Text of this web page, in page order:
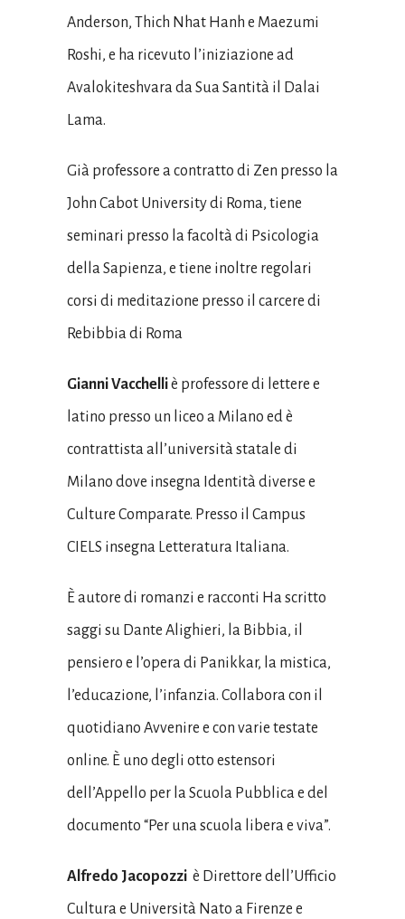
Anderson, Thich Nhat Hanh e Maezumi
Roshi, e ha ricevuto l’iniziazione ad
Avalokiteshvara da Sua Santità il Dalai
Lama.
Già professore a contratto di Zen presso la
John Cabot University di Roma, tiene
seminari presso la facoltà di Psicologia
della Sapienza, e tiene inoltre regolari
corsi di meditazione presso il carcere di
Rebibbia di Roma
Gianni Vacchelliè professore di lettere e
latino presso un liceo a Milano ed è
contrattista all’università statale di
Milano dove insegna Identità diverse e
Culture Comparate. Presso il Campus
CIELS insegna Letteratura Italiana.
È autore di romanzi e racconti Ha scritto
saggi su Dante Alighieri, la Bibbia, il
pensiero e l’opera di Panikkar, la mistica,
l’educazione, l’infanzia. Collabora con il
quotidiano Avvenire e con varie testate
online. È uno degli otto estensori
dell’Appello per la Scuola Pubblica e del
documento “Per una scuola libera e viva”.
Alfredo Jacopozzi è Direttore dell’Ufficio
Cultura e Università Nato a Firenze e